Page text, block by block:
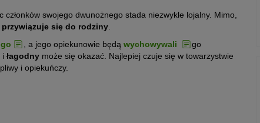
swojego dwunożnego stada niezwykle lojalny. Mimo,
się do rodziny.
, a jego opiekunowie będą wychowywali
go
i łagodny może się okazać. Najlepiej czuje się w towarzystwie
i opiekuńczy.